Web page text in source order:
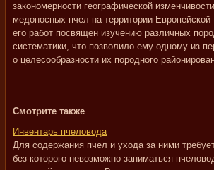
закономерности географической
медоносных пчел на территории
его работ посвящен изучению различных
систематики, что позволило ему одному из
о целесообразности их породного
Смотрите также
Инвентарь пчеловода
Для содержания пчел и ухода за ними
без которого невозможно заниматься